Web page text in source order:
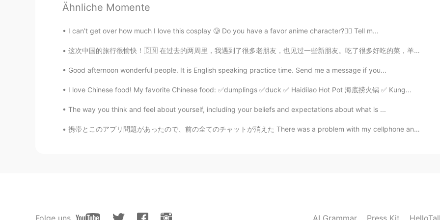
いつもアメリカの商品をシェアしてくれてありがとう😊パッケージの違いが見れて面白いで
す。
Saoriでござる 2021.02.11 00:33
JP EN
Ähnliche Momente
I can’t get over how much I love this cosplay 🥲 Do you have a favor anime character?❤️‍🔥 Tell m...
这次中国的旅行很愉快！🇨🇳 在过去的两周里，我遇到了很多老朋友，也见过一些新朋友。吃了很多好吃的菜，羊肉串，四川烤鱼，小笼包，煎饼果子，等等。🍜 我也决定了今年冬天考HSK5及中文考试。虽然新词...
Good afternoon wonderful people. It is English speaking practice time. Send me a message if you...
I love Chinese food! My favorite Chinese food: ✅dumplings ✅duck ✅ Haidilao Hot Pot 海底捞火锅 ✅ Kung...
The way you think and feel about yourself, including your beliefs and expectations about what is ...
携帯とこのアプリ問題があったので、前の全てのチャットが消えた There was a problem with my cellphone and this app, and all my pre...
Folge uns AI Grammar Press Kit